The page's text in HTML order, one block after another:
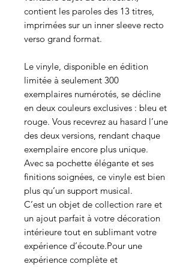
contient les paroles des 13 titres,
imprimées sur un inner sleeve recto
verso grand format.
Le vinyle, disponible en édition
limitée à seulement 300
exemplaires numérotés, se décline
en deux couleurs exclusives : bleu et
rouge. Vous recevrez au hasard l’une
des deux versions, rendant chaque
exemplaire encore plus unique.
Avec sa pochette élégante et ses
finitions soignées, ce vinyle est bien
plus qu’un support musical.
C’est un objet de collection rare et
un ajout parfait à votre décoration
intérieure tout en sublimant votre
expérience d’écoute.Pour une
expérience complète et